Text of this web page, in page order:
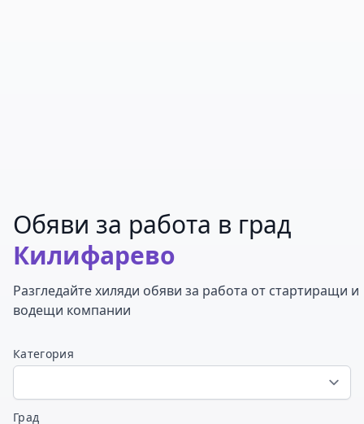
Обяви за работа в град
Килифарево
Разгледайте хиляди обяви за работа от стартиращи и
водещи компании
Категория
Град